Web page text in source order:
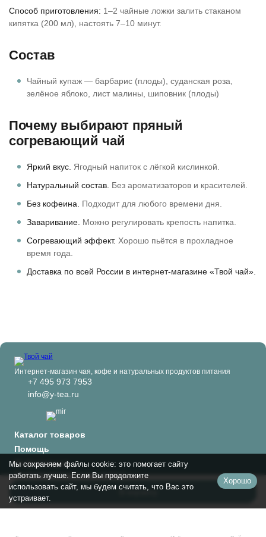
В корзину
Способ приготовления: 1–2 чайные ложки залить стаканом
кипятка (200 мл), настоять 7–10 минут.
Состав
Чайный купаж — барбарис (плоды), суданская роза,
зелёное яблоко, лист малины, шиповник (плоды)
Почему выбирают пряный
согревающий чай
Яркий вкус. Ягодный напиток с лёгкой кислинкой.
Натуральный состав. Без ароматизаторов и красителей.
Без кофеина. Подходит для любого времени дня.
Заваривание. Можно регулировать крепость напитка.
Согревающий эффект. Хорошо пьётся в прохладное
время года.
Доставка по всей России в интернет-магазине «Твой чай».
Интернет-магазин чая, кофе и натуральных продуктов питания
+7 495 973 7953
info@y-tea.ru
Каталог товаров
Помощь
Информация
Политика персональных данных
© 2024-2026 Твой чай
Мы сохраняем файлы cookie: это помогает сайту
работать лучше. Если Вы продолжите
использовать сайт, мы будем считать, что Вас это
устраивает.
Хорошо